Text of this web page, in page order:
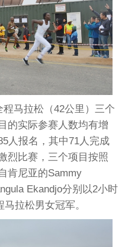
马拉松（42公里）三个
的实际参赛人数均有增
人报名，其中71人完成
烈比赛，三个项目按照
肯尼亚的Sammy
Ekandjo分别以2小时
拉松男女冠军。